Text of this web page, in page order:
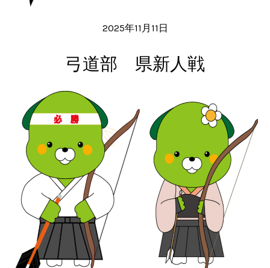
2025年11月11日
弓道部 県新人戦